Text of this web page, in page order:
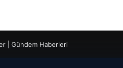
| Gündem Haberleri